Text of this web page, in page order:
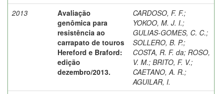
2013
Avaliação
genômica para
resistência ao
carrapato de touros
Hereford e Braford:
edição
dezembro/2013.
CARDOSO, F. F.;
YOKOO, M. J. I.;
GULIAS-GOMES, C. C.;
SOLLERO, B. P.;
COSTA, R. F. da; ROSO,
V. M.; BRITO, F. V.;
CAETANO, A. R.;
AGUILAR, I.